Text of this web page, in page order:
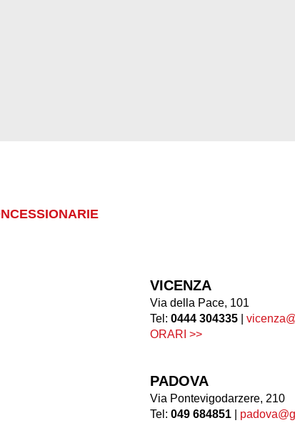
VICENZA
Via della Pace, 101
Tel: 0444 304335|
ORARI >>
PADOVA
Via Pontevigodarzere, 210
Tel: 049 684851|